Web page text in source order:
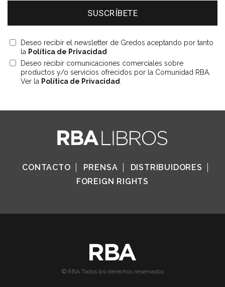
Deseo recibir el newsletter de Gredos aceptando por tanto
la Política de Privacidad
Deseo recibir comunicaciones comerciales sobre
productos y/o servicios ofrecidos por la Comunidad RBA.
Ver la Política de Privacidad.
CONTACTO PRENSA
DISTRIBUIDORES
FOREIGN RIGHTS
© RBA Todos los derechos reservados